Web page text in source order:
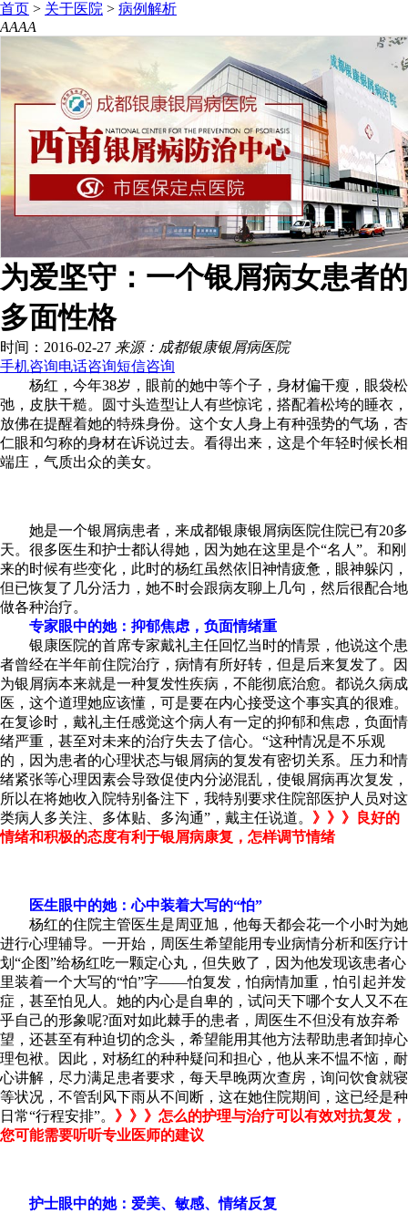
首页 > 关于医院 > 病例解析
AAAA
为爱坚守：一个银屑病女患者的
多面性格
时间：2016-02-27 来源：成都银康银屑病医院
手机咨询电话咨询短信咨询
杨红，今年38岁，眼前的她中等个子，身材偏干瘦，眼袋松
弛，皮肤干糙。圆寸头造型让人有些惊诧，搭配着松垮的睡衣，
放佛在提醒着她的特殊身份。这个女人身上有种强势的气场，杏
仁眼和匀称的身材在诉说过去。看得出来，这是个年轻时候长相
端庄，气质出众的美女。
她是一个银屑病患者，来成都银康银屑病医院住院已有20多
天。很多医生和护士都认得她，因为她在这里是个“名人”。和刚
来的时候有些变化，此时的杨红虽然依旧神情疲惫，眼神躲闪，
但已恢复了几分活力，她不时会跟病友聊上几句，然后很配合地
做各种治疗。
专家眼中的她：抑郁焦虑，负面情绪重
银康医院的首席专家戴礼主任回忆当时的情景，他说这个患
者曾经在半年前住院治疗，病情有所好转，但是后来复发了。因
为银屑病本来就是一种复发性疾病，不能彻底治愈。都说久病成
医，这个道理她应该懂，可是要在内心接受这个事实真的很难。
在复诊时，戴礼主任感觉这个病人有一定的抑郁和焦虑，负面情
绪严重，甚至对未来的治疗失去了信心。“这种情况是不乐观
的，因为患者的心理状态与银屑病的复发有密切关系。压力和情
绪紧张等心理因素会导致促使内分泌混乱，使银屑病再次复发，
所以在将她收入院特别备注下，我特别要求住院部医护人员对这
类病人多关注、多体贴、多沟通”，戴主任说道。 》》》良好的
情绪和积极的态度有利于银屑病康复，怎样调节情绪
医生眼中的她：心中装着大写的“怕”
杨红的住院主管医生是周亚旭，他每天都会花一个小时为她
进行心理辅导。一开始，周医生希望能用专业病情分析和医疗计
划“企图”给杨红吃一颗定心丸，但失败了，因为他发现该患者心
里装着一个大写的“怕”字——怕复发，怕病情加重，怕引起并发
症，甚至怕见人。她的内心是自卑的，试问天下哪个女人又不在
乎自己的形象呢?面对如此棘手的患者，周医生不但没有放弃希
望，还甚至有种迫切的念头，希望能用其他方法帮助患者卸掉心
理包袱。因此，对杨红的种种疑问和担心，他从来不愠不恼，耐
心讲解，尽力满足患者要求，每天早晚两次查房，询问饮食就寝
等状况，不管刮风下雨从不间断，这在她住院期间，这已经是种
日常“行程安排”。 》》》怎么的护理与治疗可以有效对抗复发，
您可能需要听听专业医师的建议
护士眼中的她：爱美、敏感、情绪反复